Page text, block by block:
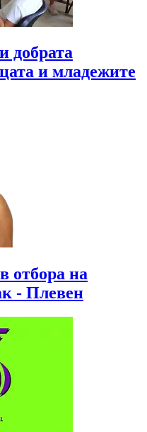
добрата
и младежите
отбора на
- Плевен